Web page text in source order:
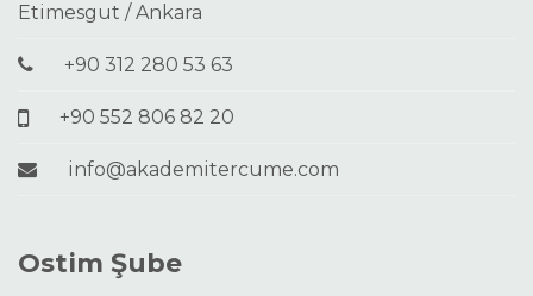
Etimesgut / Ankara
+90 312 280 53 63
+90 552 806 82 20
info@akademitercume.com
Ostim Şube